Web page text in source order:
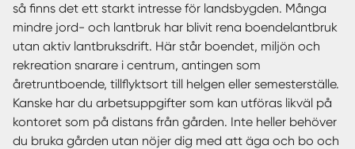
så finns det ett starkt intresse för landsbygden. Många
mindre jord- och lantbruk har blivit rena boendelantbruk
utan aktiv lantbruksdrift. Här står boendet, miljön och
rekreation snarare i centrum, antingen som
åretruntboende, tillflyktsort till helgen eller semesterställe.
Kanske har du arbetsuppgifter som kan utföras likväl på
kontoret som på distans från gården. Inte heller behöver
du bruka gården utan nöjer dig med att äga och bo och